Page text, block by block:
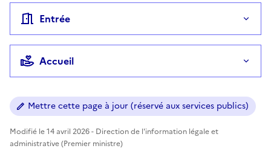
Entrée
Accueil
Mettre cette page à jour (réservé aux services publics)
Modifié le 14 avril 2026 - Direction de l'information légale et
administrative (Premier ministre)